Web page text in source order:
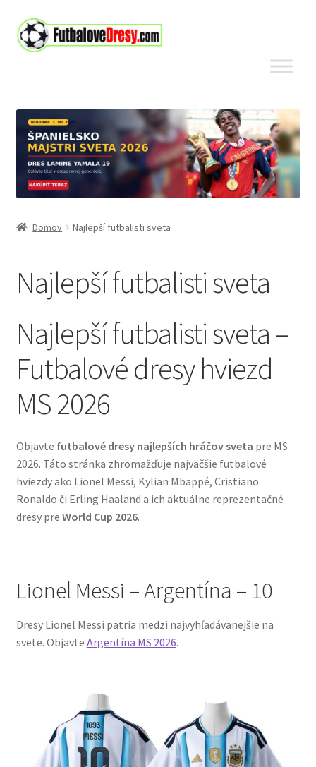
Preskočiť
na
Preskočiť
na
Domov Najlepší futbalisti sveta
Najlepší futbalisti sveta
Najlepší futbalisti sveta –
Futbalové dresy hviezd
MS 2026
Objavte futbalové dresy najlepších hráčov sveta pre MS
2026. Táto stránka zhromažďuje najväčšie futbalové
hviezdy ako Lionel Messi, Kylian Mbappé, Cristiano
Ronaldo či Erling Haaland a ich aktuálne reprezentačné
dresy pre World Cup 2026.
Lionel Messi – Argentína – 10
Dresy Lionel Messi patria medzi najvyhľadávanejšie na
svete. Objavte Argentína MS 2026.